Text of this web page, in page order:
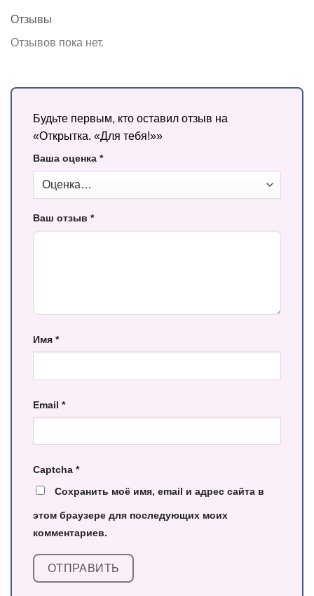
Отзывы
Отзывов пока нет.
Будьте первым, кто оставил отзыв на
«Открытка. «Для тебя!»»
Ваша оценка *
Ваш отзыв *
Имя *
Email *
Captcha *
Сохранить моё имя, email и адрес сайта в
этом браузере для последующих моих
комментариев.